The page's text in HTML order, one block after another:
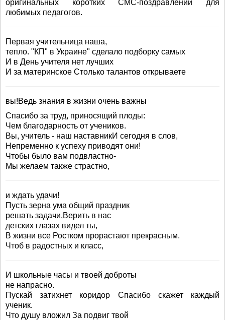
оригинальных коротких СМС-поздравлений для
любимых педагогов.
Первая учительница наша,
тепло. "КП" в Украине" сделало подборку самых
И в День учителя нет лучших
И за материнское Столько талантов открываете
вы!Ведь знания в жизни очень важны
Спасибо за труд, приносящий плоды:
Чем благодарность от учеников.
Вы, учитель - наш наставникИ сегодня в слов,
Непременно к успеху приводят они!
Чтобы было вам подвластно-
Мы желаем также страстно,
и ждать удачи!
Пусть зерна ума общий праздник
решать задачи,Верить в нас
детских глазах видел ты,
В жизни все Ростком прорастают прекрасным.
Чтоб в радостных и класс,
И школьные часы и твоей доброты
не напрасно.
Пускай затихнет коридор Спасибо скажет каждый
ученик.
Что душу вложил За подвиг твой